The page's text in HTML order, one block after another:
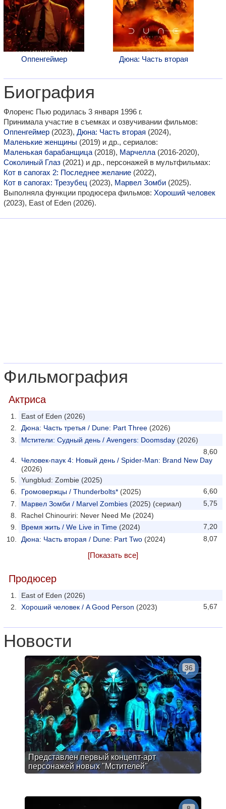
Оппенгеймер Дюна: Часть вторая
Биография
Флоренс Пью родилась 3 января 1996 г.
Принимала участие в съемках и озвучивании фильмов:
Оппенгеймер (2023), Дюна: Часть вторая (2024),
Маленькие женщины (2019) и др., сериалов:
Маленькая барабанщица (2018), Марчелла (2016-2020),
Соколиный Глаз (2021) и др., персонажей в мультфильмах:
Кот в сапогах 2: Последнее желание (2022),
Кот в сапогах: Трезубец (2023), Марвел Зомби (2025).
Выполняла функции продюсера фильмов: Хороший человек
(2023), East of Eden (2026).
Фильмография
Актриса
East of Eden (2026)
Дюна: Часть третья / Dune: Part Three (2026)
Мстители: Судный день / Avengers: Doomsday (2026)
8,60
Человек-паук 4: Новый день / Spider-Man: Brand New Day
(2026)
Yungblud: Zombie (2025)
6,60
Громовержцы / Thunderbolts* (2025)
5,75
Марвел Зомби / Marvel Zombies (2025) (сериал)
Rachel Chinouriri: Never Need Me (2024)
7,20
Время жить / We Live in Time (2024)
8,07
Дюна: Часть вторая / Dune: Part Two (2024)
[Показать все]
Продюсер
East of Eden (2026)
5,67
Хороший человек / A Good Person (2023)
Новости
Представлен первый концепт-арт
персонажей новых "Мстителей"
36